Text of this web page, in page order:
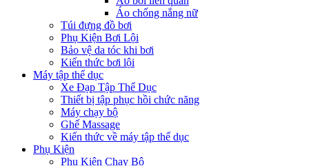
Áo chống nắng nữ
Túi đựng đồ bơi
Phụ Kiện Bơi Lội
Bảo vệ da tóc khi bơi
Kiến thức bơi lội
Máy tập thể dục
Xe Đạp Tập Thể Dục
Thiết bị tập phục hồi chức năng
Máy chạy bộ
Ghế Massage
Kiến thức về máy tập thể dục
Phụ Kiện
Phụ Kiện Chạy Bộ